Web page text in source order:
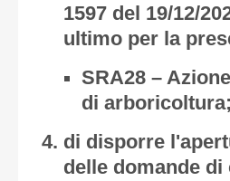
1597 del 19/12/
ultimo per la
SRA28 –
di arboricoltura;
di disporre
delle domande